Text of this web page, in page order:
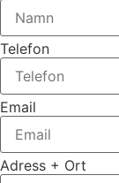
Telefon
Email
Adress + Ort